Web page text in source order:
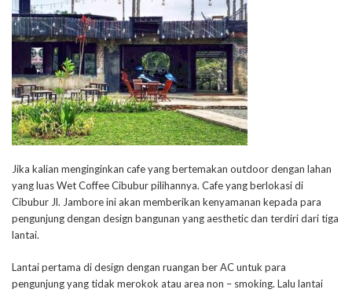
Jika kalian menginginkan cafe yang bertemakan outdoor dengan lahan
yang luas Wet Coffee Cibubur pilihannya. Cafe yang berlokasi di
Cibubur Jl. Jambore ini akan memberikan kenyamanan kepada para
pengunjung dengan design bangunan yang aesthetic dan terdiri dari tiga
lantai.
Lantai pertama di design dengan ruangan ber AC untuk para
pengunjung yang tidak merokok atau area non – smoking. Lalu lantai